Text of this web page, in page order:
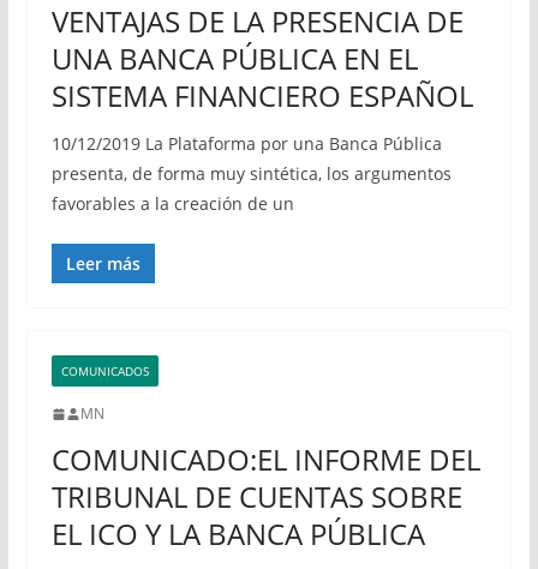
VENTAJAS DE LA PRESENCIA DE
UNA BANCA PÚBLICA EN EL
SISTEMA FINANCIERO ESPAÑOL
10/12/2019 La Plataforma por una Banca Pública
presenta, de forma muy sintética, los argumentos
favorables a la creación de un
Leer más
COMUNICADOS
MN
COMUNICADO:EL INFORME DEL
TRIBUNAL DE CUENTAS SOBRE
EL ICO Y LA BANCA PÚBLICA